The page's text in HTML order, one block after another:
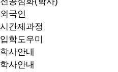
외국인
시간제과정
입학도우미
학사안내
학사안내